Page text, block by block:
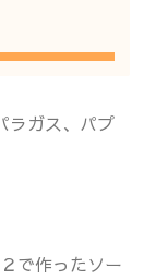
ラガス、パプ
で作ったソー